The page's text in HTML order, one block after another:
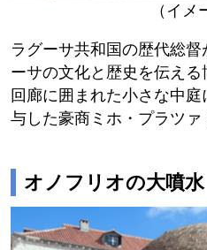
（イメ
ラグーサ共和国の歴代総
ーサの文化と歴史を伝える
回廊に囲まれた小さな中
与した豪商ミホ・プラツァ
オノフリオの大噴水